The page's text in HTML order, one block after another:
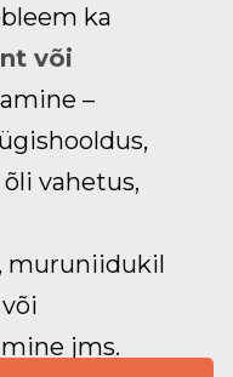
ka
või
–
vahetus,
muruniidukil
jms.